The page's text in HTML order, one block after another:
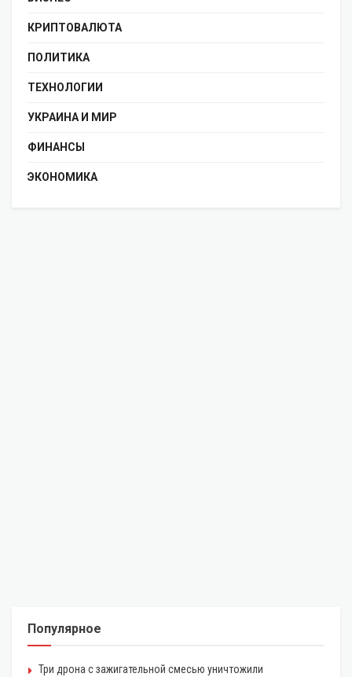
КРИПТОВАЛЮТА
ПОЛИТИКА
ТЕХНОЛОГИИ
УКРАИНА И МИР
ФИНАНСЫ
ЭКОНОМИКА
Популярное
Три дрона с зажигательной смесью уничтожили